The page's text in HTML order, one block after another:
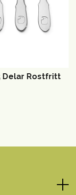
Delar Rostfritt